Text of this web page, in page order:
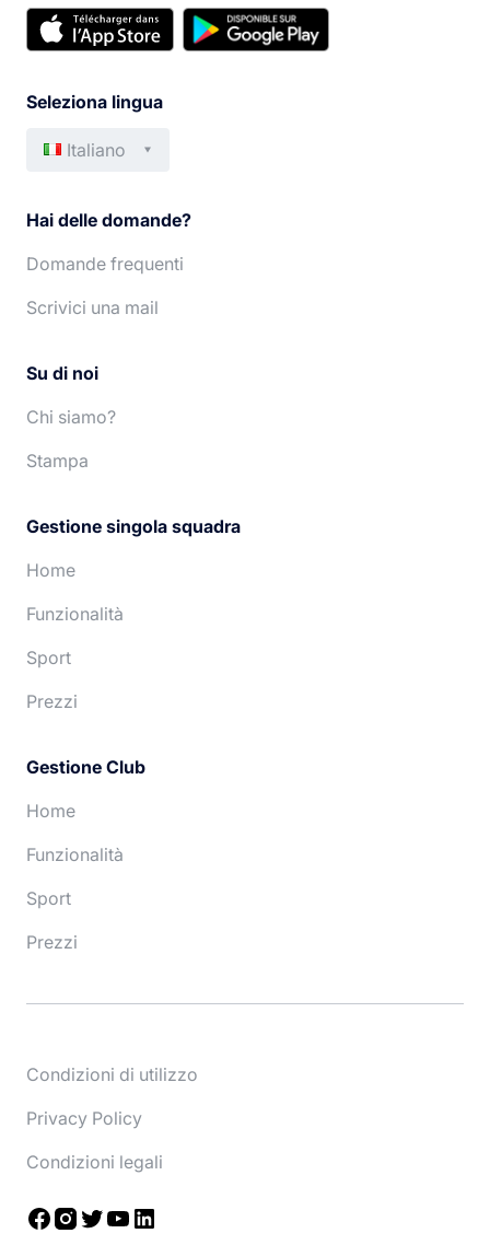
Seleziona lingua
Italiano
Español
Hai delle domande?
Domande frequenti
Scrivici una mail
Su di noi
Chi siamo?
Stampa
Gestione singola squadra
Home
Funzionalità
Sport
Prezzi
Gestione Club
Home
Funzionalità
Sport
Prezzi
Condizioni di utilizzo
Privacy Policy
Condizioni legali
Facebook
Instagram
TwitterYouTube